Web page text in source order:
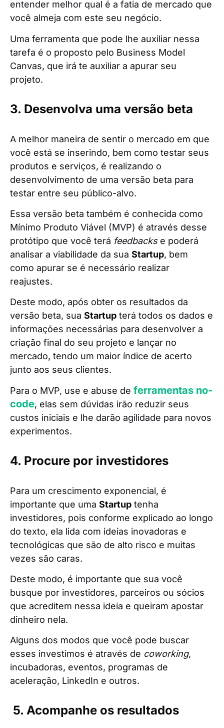
entender melhor qual é a fatia de mercado que
você almeja com este seu negócio.
Uma ferramenta que pode lhe auxiliar nessa
tarefa é o proposto pelo Business Model
Canvas, que irá te auxiliar a apurar seu
projeto.
3. Desenvolva uma versão beta
A melhor maneira de sentir o mercado em que
você está se inserindo, bem como testar seus
produtos e serviços, é realizando o
desenvolvimento de uma versão beta para
testar entre seu público-alvo.
Essa versão beta também é conhecida como
Mínimo Produto Viável (MVP) é através desse
protótipo que você terá feedbackse poderá
analisar a viabilidade da sua Startup, bem
como apurar se é necessário realizar
reajustes.
Deste modo, após obter os resultados da
versão beta, sua Startup terá todos os dados e
informações necessárias para desenvolver a
criação final do seu projeto e lançar no
mercado, tendo um maior índice de acerto
junto aos seus clientes.
Para o MVP, use e abuse de ferramentas no-
code, elas sem dúvidas irão reduzir seus
custos iniciais e lhe darão agilidade para novos
experimentos.
4. Procure por investidores
Para um crescimento exponencial, é
importante que uma Startup tenha
investidores, pois conforme explicado ao longo
do texto, ela lida com ideias inovadoras e
tecnológicas que são de alto risco e muitas
vezes são caras.
Deste modo, é importante que sua você
busque por investidores, parceiros ou sócios
que acreditem nessa ideia e queiram apostar
dinheiro nela.
Alguns dos modos que você pode buscar
esses investimos é através de coworking,
incubadoras, eventos, programas de
aceleração, LinkedIn e outros.
5. Acompanhe os resultados